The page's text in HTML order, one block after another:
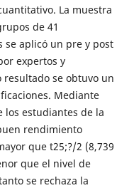
La muestra
de 41
se aplicó un pre y post
expertos y
se obtuvo un
Mediante
los estudiantes de la
rendimiento
que t25;?/2 (8,739
que el nivel de
se rechaza la